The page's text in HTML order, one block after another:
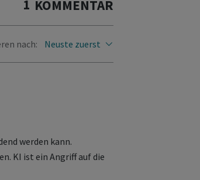
1 KOMMENTAR
nach: Neuste zuerst
werden kann.
KI ist ein Angriff auf die